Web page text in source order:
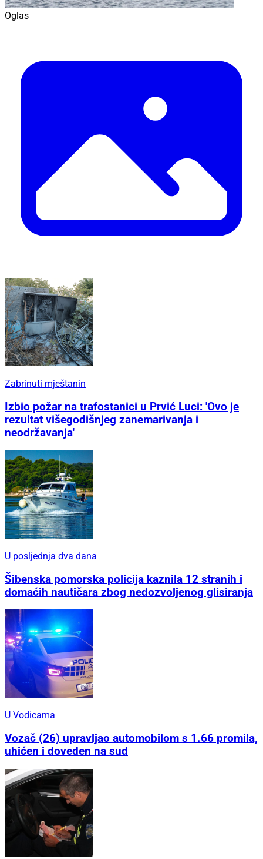
Oglas
Zabrinuti mještanin
Izbio požar na trafostanici u Prvić Luci: 'Ovo je
rezultat višegodišnjeg zanemarivanja i
neodržavanja'
U posljednja dva dana
Šibenska pomorska policija kaznila 12 stranih i
domaćih nautičara zbog nedozvoljenog glisiranja
U Vodicama
Vozač (26) upravljao automobilom s 1.66 promila,
uhićen i doveden na sud